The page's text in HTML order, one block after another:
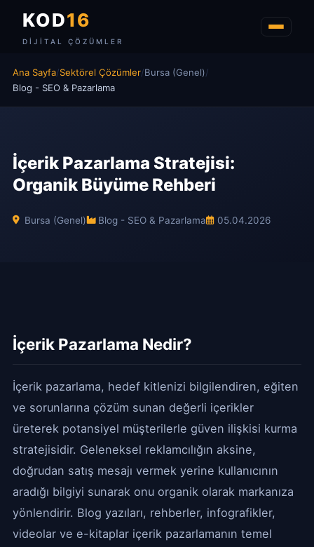
KOD16
DIJITAL ÇÖZÜMLER
Ana Sayfa/Sektörel Çözümler/Bursa (Genel)/
Blog - SEO & Pazarlama
İçerik Pazarlama Stratejisi:
Organik Büyüme Rehberi
Bursa (Genel) Blog - SEO & Pazarlama 05.04.2026
İçerik Pazarlama Nedir?
İçerik pazarlama, hedef kitlenizi bilgilendiren, eğiten
ve sorunlarına çözüm sunan değerli içerikler
üreterek potansiyel müşterilerle güven ilişkisi kurma
stratejisidir. Geleneksel reklamcılığın aksine,
doğrudan satış mesajı vermek yerine kullanıcının
aradığı bilgiyi sunarak onu organik olarak markanıza
yönlendirir. Blog yazıları, rehberler, infografikler,
videolar ve e-kitaplar içerik pazarlamanın temel